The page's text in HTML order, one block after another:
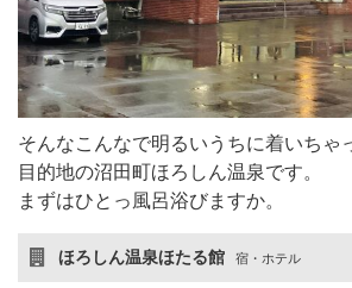
そんなこんなで明るいうちに着いちゃ
目的地の沼田町ほろしん温泉です。
まずはひとっ風呂浴びますか。
ほろしん温泉ほたる館 宿・ホテル